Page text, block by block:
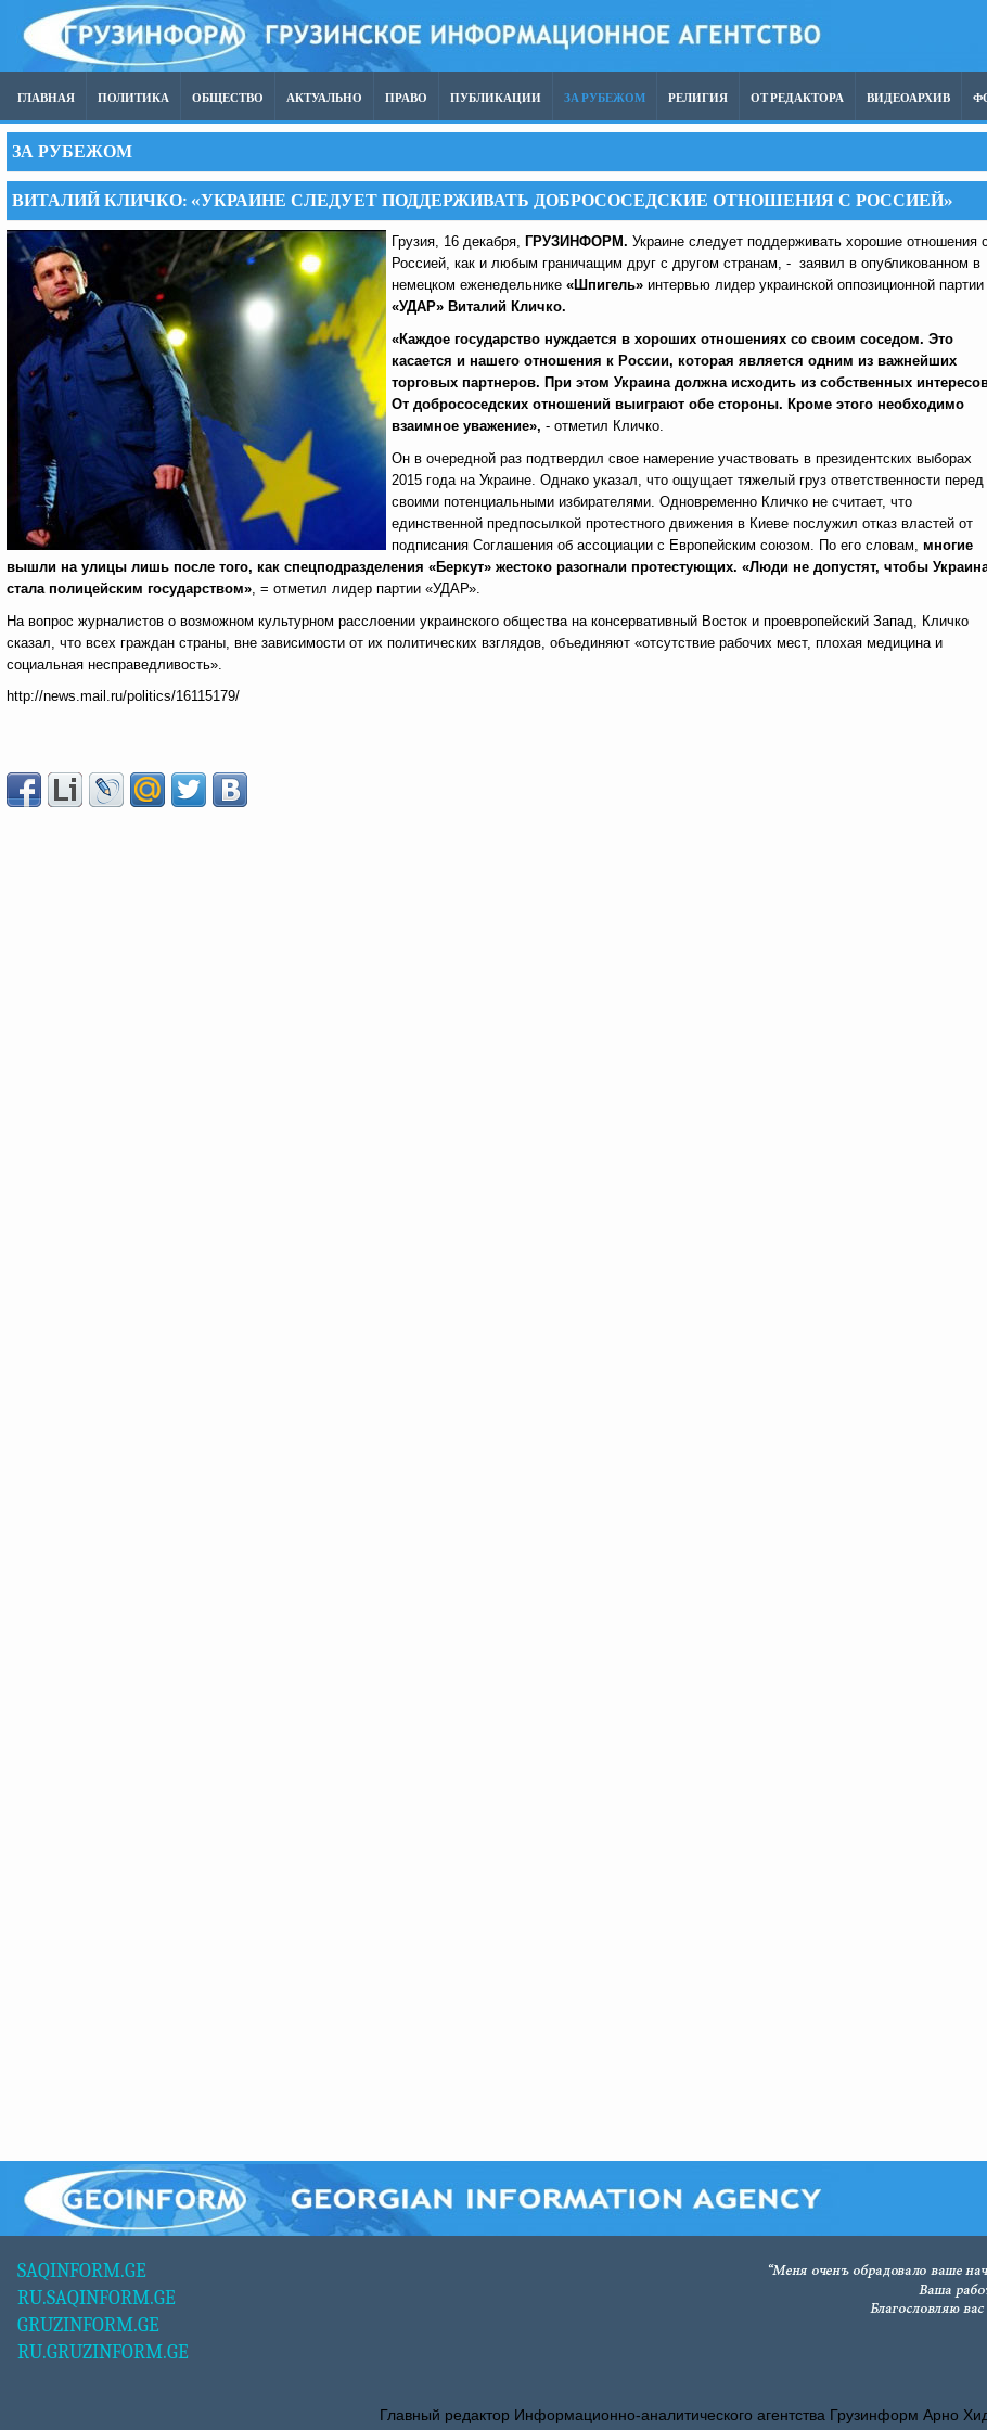
ГЛАВНАЯ ПОЛИТИКА ОБЩЕСТВО АКТУАЛЬНО ПРАВО ПУБЛИКАЦИИ ЗА РУБЕЖОМ РЕЛИГИЯ ОТ РЕДАКТОРА ВИДЕОАРХИВ
ЗА РУБЕЖОМ
ВИТАЛИЙ КЛИЧКО: «УКРАИНЕ СЛЕДУЕТ ПОДДЕРЖИВАТЬ ДОБРОСОСЕДСКИЕ ОТНОШЕНИЯ С РОССИЕЙ»
Грузия, 16 декабря, ГРУЗИНФОРМ. Украине следует поддерживать хорошие отношения с
Россией, как и любым граничащим друг с другом странам, - заявил в опубликованном в
немецком еженедельнике «Шпигель» интервью лидер украинской оппозиционной партии
«УДАР» Виталий Кличко.
«Каждое государство нуждается в хороших отношениях со своим соседом. Это
касается и нашего отношения к России, которая является одним из важнейших
торговых партнеров. При этом Украина должна исходить из собственных
От добрососедских отношений выиграют обе стороны. Кроме этого необходимо
взаимное уважение», - отметил Кличко.
Он в очередной раз подтвердил свое намерение участвовать в президентских выборах
2015 года на Украине. Однако указал, что ощущает тяжелый груз ответственности перед
своими потенциальными избирателями. Одновременно Кличко не считает, что
единственной предпосылкой протестного движения в Киеве послужил отказ властей от
подписания Соглашения об ассоциации с Европейским союзом. По его словам, многие
вышли на улицы лишь после того, как спецподразделения «Беркут» жестоко разогнали протестующих. «Люди не допустят, чтобы
стала полицейским государством», = отметил лидер партии «УДАР».
На вопрос журналистов о возможном культурном расслоении украинского общества на консервативный Восток и проевропейский Запад, Кличко
сказал, что всех граждан страны, вне зависимости от их политических взглядов, объединяют «отсутствие рабочих мест, плохая медицина и
социальная несправедливость».
http://news.mail.ru/politics/16115179/
SAQINFORM.GE
RU.SAQINFORM.GE
GRUZINFORM.GE
RU.GRUZINFORM.GE
Главный редактор Информационно-аналитического агентства Грузинформ Арно